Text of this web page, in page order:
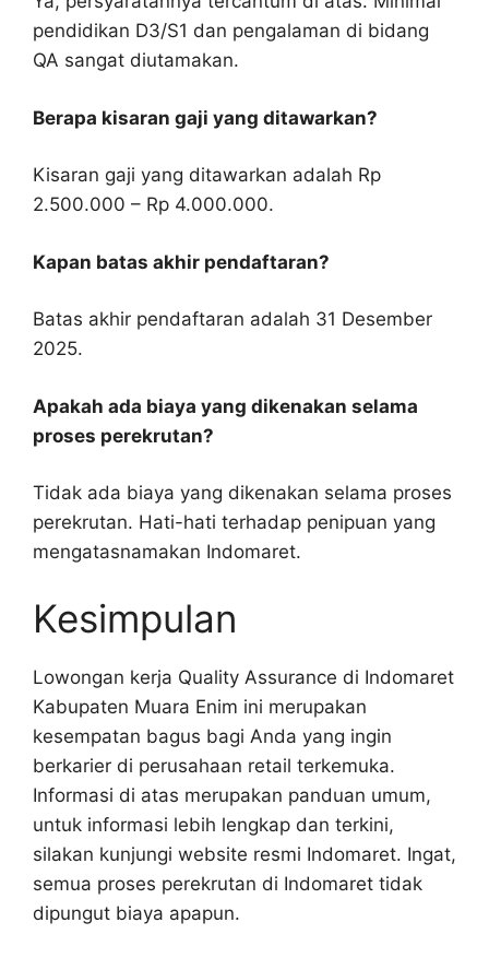
pendidikan D3/S1 dan pengalaman di bidang
QA sangat diutamakan.
Berapa kisaran gaji yang ditawarkan?
Kisaran gaji yang ditawarkan adalah Rp
2.500.000 – Rp 4.000.000.
Kapan batas akhir pendaftaran?
Batas akhir pendaftaran adalah 31 Desember
2025.
Apakah ada biaya yang dikenakan selama
proses perekrutan?
Tidak ada biaya yang dikenakan selama proses
perekrutan. Hati-hati terhadap penipuan yang
mengatasnamakan Indomaret.
Kesimpulan
Lowongan kerja Quality Assurance di Indomaret
Kabupaten Muara Enim ini merupakan
kesempatan bagus bagi Anda yang ingin
berkarier di perusahaan retail terkemuka.
Informasi di atas merupakan panduan umum,
untuk informasi lebih lengkap dan terkini,
silakan kunjungi website resmi Indomaret. Ingat,
semua proses perekrutan di Indomaret tidak
dipungut biaya apapun.